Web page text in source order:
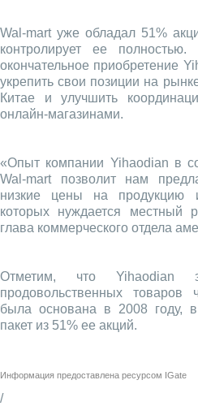
Wal-mart уже обладал 51%
контролирует ее
окончательное приобретение
укрепить свои позиции на
Китае и улучшить
онлайн-магазинами.
«Опыт компании Yihaodian в
Wal-mart позволит нам
низкие цены на продукцию
которых нуждается
глава коммерческого отдела
Отметим, что Yihaodian
продовольственных товаров
была основана в 2008 году,
пакет из 51% ее акций.
Информация предоставлена ресурсом IGate
/